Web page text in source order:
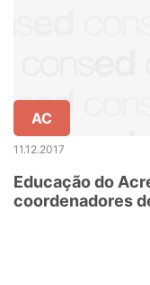
AC
11.12.2017
Educação do
coordenadores